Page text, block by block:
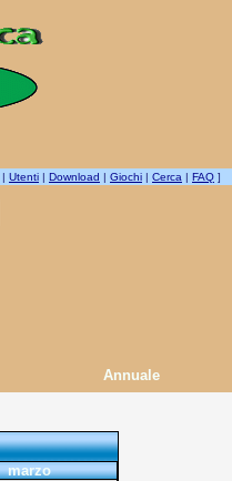
| Utenti | Download | Giochi | Cerca | FAQ ]
Annuale
marzo